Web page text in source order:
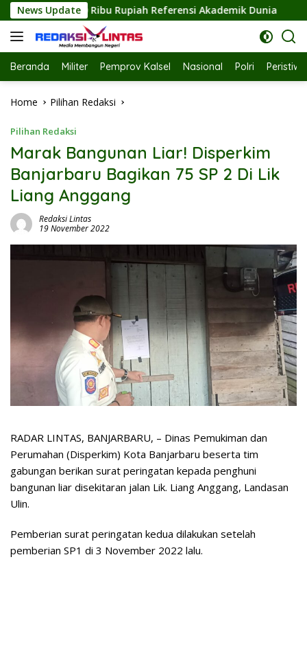
Skip
to
content
News Update
Akademik Dunia Dinas Kesehatan Labuhanbatu
Beranda Militer Pemprov Kalsel Nasional Polri
Home Pilihan Redaksi
Pilihan Redaksi
Marak Bangunan Liar! Disperkim
Banjarbaru Bagikan 75 SP 2 Di Lik
Liang Anggang
Redaksi Lintas
19 November 2022
RADAR LINTAS, BANJARBARU, – Dinas Pemukiman dan
Perumahan (Disperkim) Kota Banjarbaru beserta tim
gabungan berikan surat peringatan kepada penghuni
bangunan liar disekitaran jalan Lik. Liang Anggang, Landasan
Ulin.
Pemberian surat peringatan kedua dilakukan setelah
pemberian SP1 di 3 November 2022 lalu.